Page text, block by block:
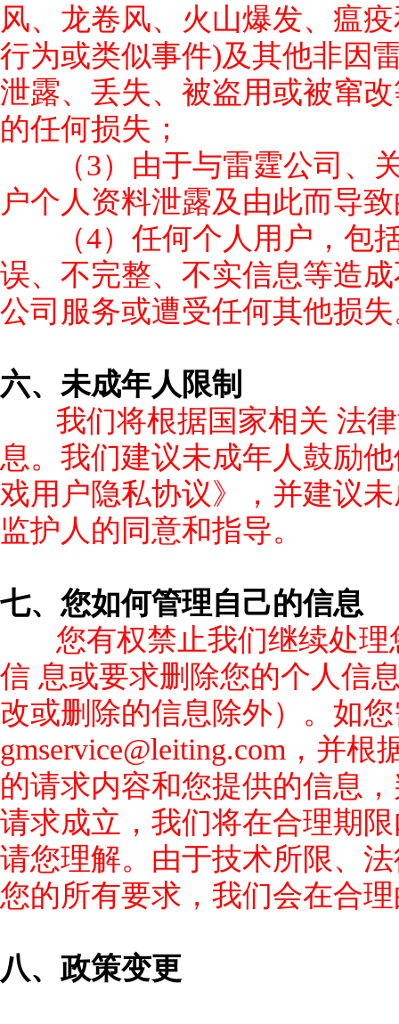
风、龙卷风、火山爆发、瘟
行为或类似事件)及其他非因
泄露、丢失、被盗用或被窜
的任何损失；
（3）由于与雷霆公司、
户个人资料泄露及由此而导
（4）任何个人用户，包
误、不完整、不实信息等造
公司服务或遭受任何其他损
六、未成年人限制
我们将根据国家相关 法
息。我们建议未成年人鼓励
戏用户隐私协议》，并建议
监护人的同意和指导。
七、您如何管理自己的信息
您有权禁止我们继续处
信 息或要求删除您的个人信
改或删除的信息除外）。如
gmservice@leiting.com，并
的请求内容和您提供的信息
请求成立，我们将在合理期
请您理解。由于技术所限、
您的所有要求，我们会在合
八、政策变更